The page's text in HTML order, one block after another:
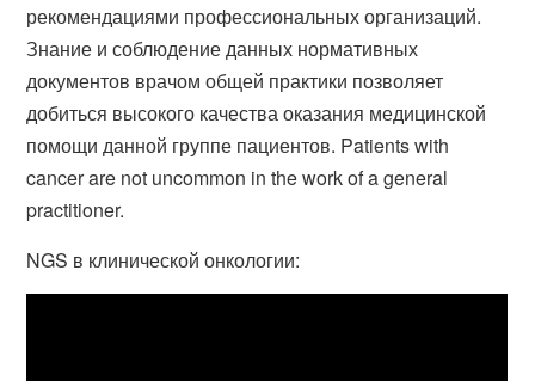
рекомендациями профессиональных организаций.
Знание и соблюдение данных нормативных
документов врачом общей практики позволяет
добиться высокого качества оказания медицинской
помощи данной группе пациентов. Patients with
cancer are not uncommon in the work of a general
practitioner.
NGS в клинической онкологии: